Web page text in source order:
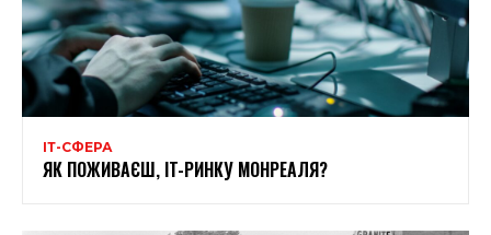
ІТ-СФЕРА
ЯК ПОЖИВАЄШ, IT-РИНКУ МОНРЕАЛЯ?